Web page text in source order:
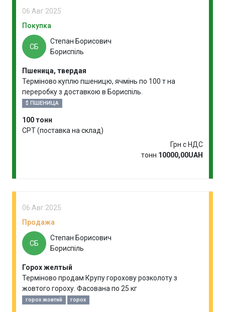
06 Авг 2025
Покупка
СБ
Степан Борисович
Бориспіль
Пшеница, твердая
Терміново куплю пшеницю, ячмінь по 100 т на
переробку з доставкою в Бориспіль.
$ ПШЕНИЦА
100 тонн
CPT (поставка на склад)
Грн с НДС
тонн 10000,00UAH
06 Авг 2025
Продажа
СБ
Степан Борисович
Бориспіль
Горох желтый
Терміново продам Крупу горохову розколоту з
жовтого гороху. Фасована по 25 кг
горох жовтий горох